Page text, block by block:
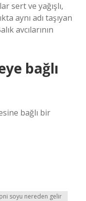
sert ve yağışlı,
aynı adı taşıyan
avcılarının
bağlı
bağlı bir
soyu nereden gelir